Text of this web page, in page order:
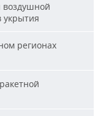
укрытия
регионах